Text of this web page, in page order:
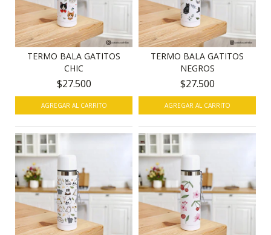
TERMO BALA GATITOS
CHIC
$27.500
TERMO BALA GATITOS
NEGROS
$27.500